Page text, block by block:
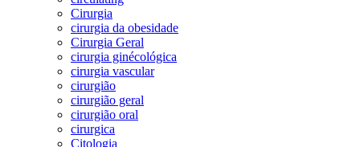
Cirurgia
cirurgia da obesidade
Cirurgia Geral
cirurgia ginécológica
cirurgia vascular
cirurgião
cirurgião geral
cirurgião oral
cirurgica
Citologia